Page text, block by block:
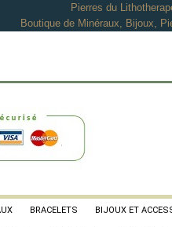
Pierres du
Boutique de Minéraux, Bijoux,
BRACELETS BIJOUX ET